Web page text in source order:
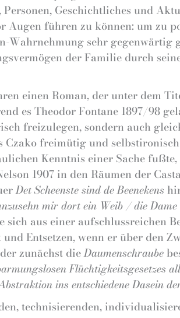
Geschichtliches und
Augen führen zu können: um zu
sehr gegenwärtig
der Familie durch
einen Roman, der unter dem
es Theodor Fontane 1897/98
freizulegen, sondern auch
freimütig und selbstironisch
Kenntnis einer Sache
1907 in den Räumen der
Det Scheenste sind de Beenekens
mir dort ein Weib / die Dame
aus einer aufschlussreichen
Entsetzen, wenn er über den
zunächst dieDaumenschraube
Flüchtigkeitsgesetzes
ins entschiedene Dasein
technisierenden,